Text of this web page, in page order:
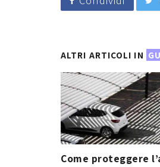
ALTRI ARTICOLI IN
Come proteggere